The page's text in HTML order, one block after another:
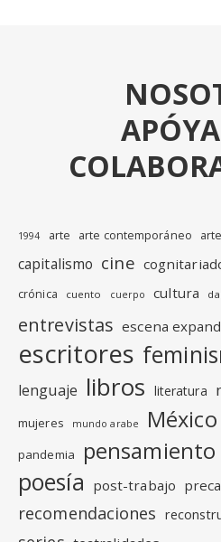
1994 arte arte contemporáneo
capitalismo cine
crónica cuento cuerpo cultura
entrevistas escena
escritores
lenguaje libros literatura
mujeres mundo arabe México
pandemia
poesía post-trabajo
recomendaciones